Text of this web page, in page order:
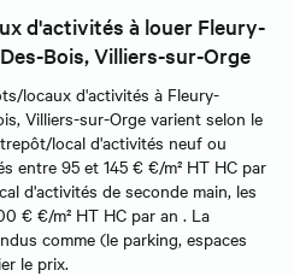
d'activités à louer Fleury-
Bois, Villiers-sur-Orge
locaux d'activités à Fleury-
Villiers-sur-Orge varient selon le
local d'activités neuf ou
entre 95 et 145 € €/m² HT HC par
d'activités de seconde main, les
€ €/m² HT HC par an . La
comme (le parking, espaces
le prix.